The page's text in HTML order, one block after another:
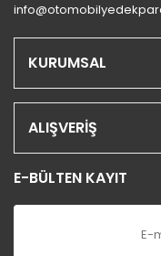
KURUMSAL
ALIŞVERİŞ
E-BÜLTEN KAYIT